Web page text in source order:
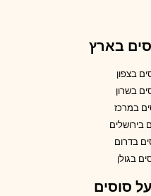
בארץ
בצפון
בשרון
במרכז
בירושלים
בדרום
בגולן
סוסים